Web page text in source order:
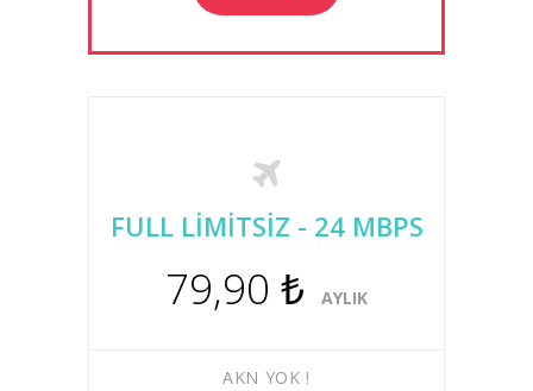
FULL LİMİTSİZ - 24 MBPS
79,90 ₺ AYLIK
AKN YOK !